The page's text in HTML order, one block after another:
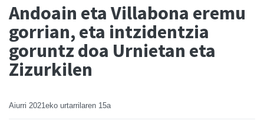
Andoain eta Villabona eremu
gorrian, eta intzidentzia
goruntz doa Urnietan eta
Zizurkilen
Aiurri 2021eko urtarrilaren 15a